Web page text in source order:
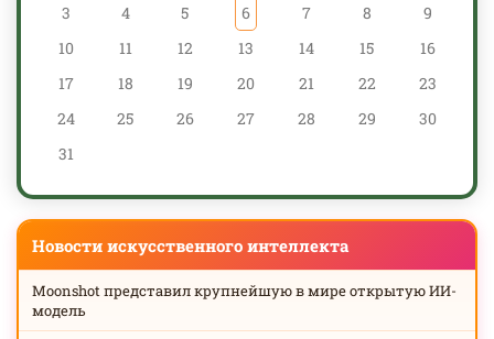
3
4 5 6 7 8
9
10
11 12 13 14 15
16
17
18 19 20 21 22
23
24
25 26 27 28 29
30
31
Новости искусственного интеллекта
Moonshot представил крупнейшую в мире открытую ИИ-
модель